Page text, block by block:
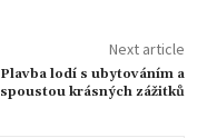
Next article
Plavba lodí s ubytováním a
spoustou krásných zážitků